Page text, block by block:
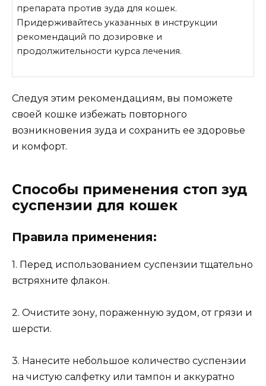
препарата против зуда для кошек.
Придерживайтесь указанных в инструкции
рекомендаций по дозировке и
продолжительности курса лечения.
Следуя этим рекомендациям, вы поможете
своей кошке избежать повторного
возникновения зуда и сохранить ее здоровье
и комфорт.
Способы применения стоп зуд
суспензии для кошек
Правила применения:
1. Перед использованием суспензии тщательно
встряхните флакон.
2. Очистите зону, пораженную зудом, от грязи и
шерсти.
3. Нанесите небольшое количество суспензии
на чистую салфетку или тампон и аккуратно